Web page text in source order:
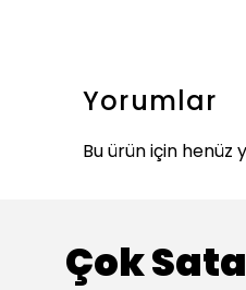
Yorumlar
Bu ürün için henüz
Çok